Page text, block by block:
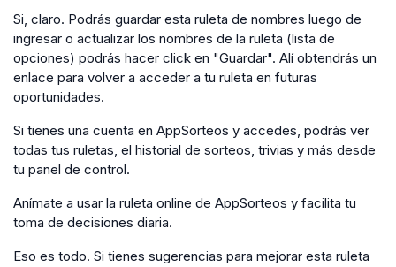
Si, claro. Podrás guardar esta ruleta de nombres luego de
ingresar o actualizar los nombres de la ruleta (lista de
opciones) podrás hacer click en "Guardar". Alí obtendrás un
enlace para volver a acceder a tu ruleta en futuras
oportunidades.
Si tienes una cuenta en AppSorteos y accedes, podrás ver
todas tus ruletas, el historial de sorteos, trivias y más desde
tu panel de control.
Anímate a usar la ruleta online de AppSorteos y facilita tu
toma de decisiones diaria.
Eso es todo. Si tienes sugerencias para mejorar esta ruleta